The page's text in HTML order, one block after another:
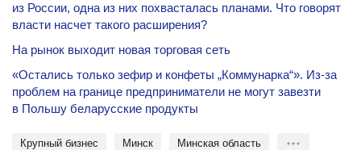
из России, одна из них похвасталась планами. Что говорят
власти насчет такого расширения?
На рынок выходит новая торговая сеть
«Остались только зефир и конфеты „Коммунарка“». Из-за
проблем на границе предприниматели не могут завезти
в Польшу беларусские продукты
крупный бизнес Минск Минская область